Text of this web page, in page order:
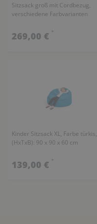
Sitzsack groß mit Cordbezug,
verschiedene Farbvarianten
269,00 € *
Kinder Sitzsack XL, Farbe türkis,
(HxTxB): 90 x 90 x 60 cm
139,00 € *